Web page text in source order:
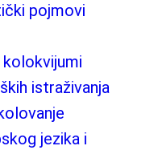
pojmovi
istraživanja
jezika i